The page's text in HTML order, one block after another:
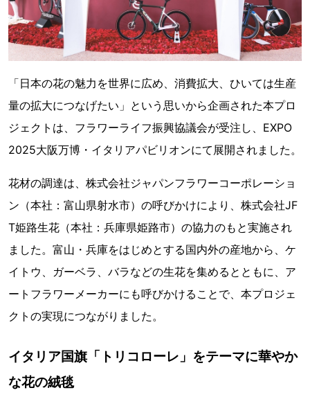
「日本の花の魅力を世界に広め、消費拡大、ひいては生産
量の拡大につなげたい」という思いから企画された本プロ
ジェクトは、フラワーライフ振興協議会が受注し、EXPO
2025大阪万博・イタリアパビリオンにて展開されました。
花材の調達は、株式会社ジャパンフラワーコーポレーショ
ン（本社：富山県射水市）の呼びかけにより、株式会社JF
T姫路生花（本社：兵庫県姫路市）の協力のもと実施され
ました。富山・兵庫をはじめとする国内外の産地から、ケ
イトウ、ガーベラ、バラなどの生花を集めるとともに、ア
ートフラワーメーカーにも呼びかけることで、本プロジェ
クトの実現につながりました。
イタリア国旗「トリコローレ」をテーマに華やか
な花の絨毯